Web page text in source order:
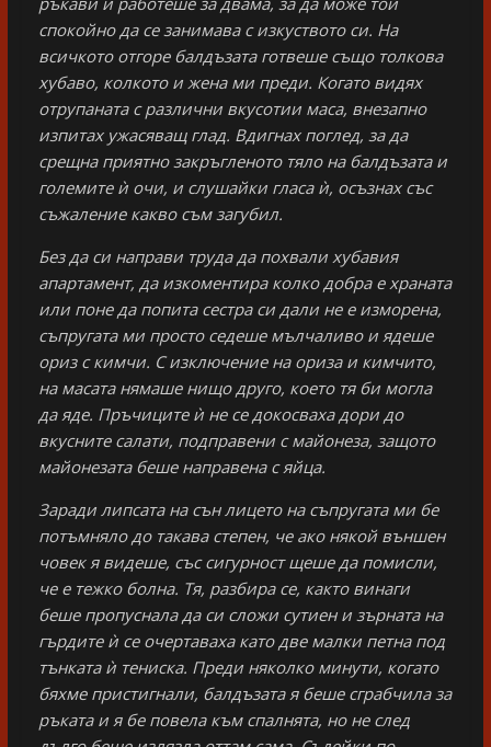
спокойно да се занимава с изкуството си. На
всичкото отгоре балдъзата готвеше също толкова
хубаво, колкото и жена ми преди. Когато видях
отрупаната с различни вкусотии маса, внезапно
изпитах ужасяващ глад. Вдигнах поглед, за да
срещна приятно закръгленото тяло на балдъзата и
големите ѝ очи, и слушайки гласа ѝ, осъзнах със
съжаление какво съм загубил.
Без да си направи труда да похвали хубавия
апартамент, да изкоментира колко добра е храната
или поне да попита сестра си дали не е изморена,
съпругата ми просто седеше мълчаливо и ядеше
ориз с кимчи. С изключение на ориза и кимчито,
на масата нямаше нищо друго, което тя би могла
да яде. Пръчиците ѝ не се докосваха дори до
вкусните салати, подправени с майонеза, защото
майонезата беше направена с яйца.
Заради липсата на сън лицето на съпругата ми бе
потъмняло до такава степен, че ако някой външен
човек я видеше, със сигурност щеше да помисли,
че е тежко болна. Тя, разбира се, както винаги
беше пропуснала да си сложи сутиен и зърната на
гърдите ѝ се очертаваха като две малки петна под
тънката ѝ тениска. Преди няколко минути, когато
бяхме пристигнали, балдъзата я беше сграбчила за
ръката и я бе повела към спалнята, но не след